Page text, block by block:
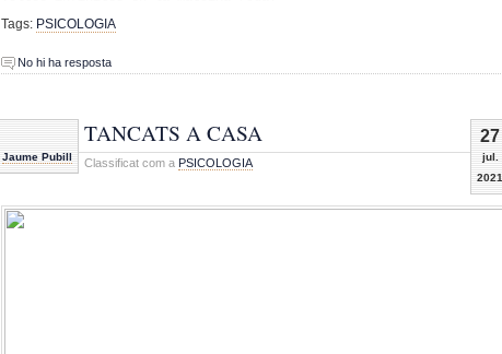
Tags: PSICOLOGIA
No hi ha resposta
27
jul.
2021
Jaume Pubill
TANCATS A CASA
Classificat com a PSICOLOGIA